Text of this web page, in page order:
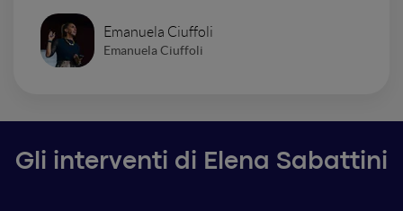
Emanuela Ciuffoli
Emanuela Ciuffoli
Gli interventi di Elena Sabattini